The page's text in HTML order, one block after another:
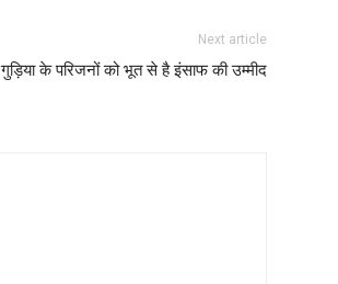
Next article
गुड़िया के परिजनों को भूत से है इंसाफ की उम्मीद